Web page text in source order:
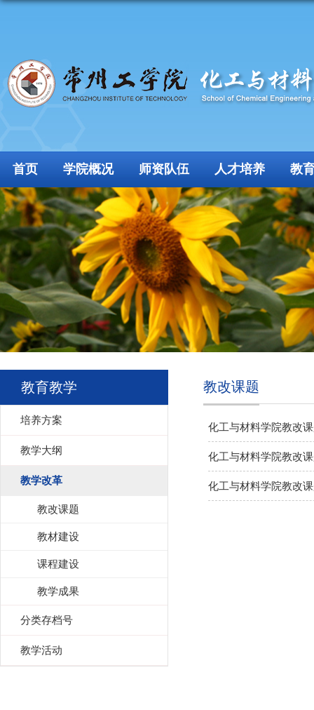
首页 学院概况 师资队伍 人才培养 教
教育教学
培养方案
教学大纲
教学改革
教改课题
教材建设
课程建设
教学成果
分类存档号
教学活动
教改课题
化工与材料学院教改
化工与材料学院教改
化工与材料学院教改